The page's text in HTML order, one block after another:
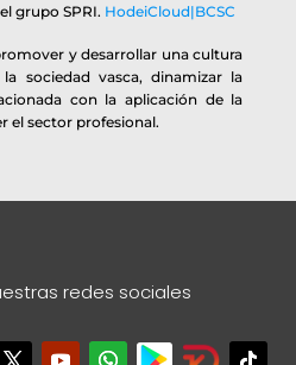
grupo SPRI. HodeiCloud|BCSC
y desarrollar una cultura
sociedad vasca, dinamizar la
con la aplicación de la
el sector profesional.
redes sociales